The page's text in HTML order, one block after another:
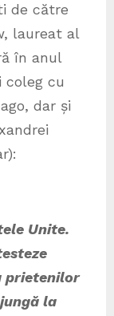
de către
laureat al
în anul
coleg cu
dar și
Unite.
prietenilor
la